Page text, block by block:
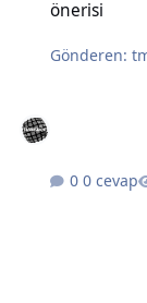
önerisi
Gönderen:
0 cevap